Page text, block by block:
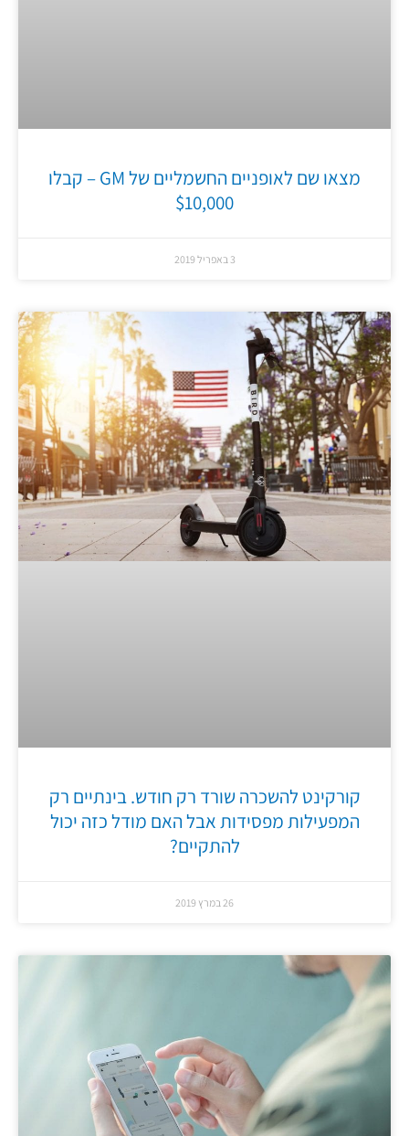
מצאו שם לאופניים החשמליים של GM – קבלו
$10,000
3 באפריל 2019
קורקינט להשכרה שורד רק חודש. בינתיים רק
המפעילות מפסידות אבל האם מודל כזה יכול
להתקיים?
26 במרץ 2019